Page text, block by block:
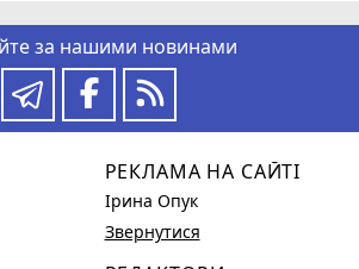
за нашими новинами
РЕКЛАМА НА САЙТІ
Ірина Опук
Звернутися